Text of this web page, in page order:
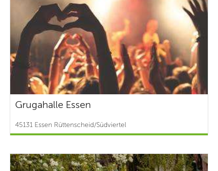
Grugahalle Essen
45131 Essen Rüttenscheid/Südviertel